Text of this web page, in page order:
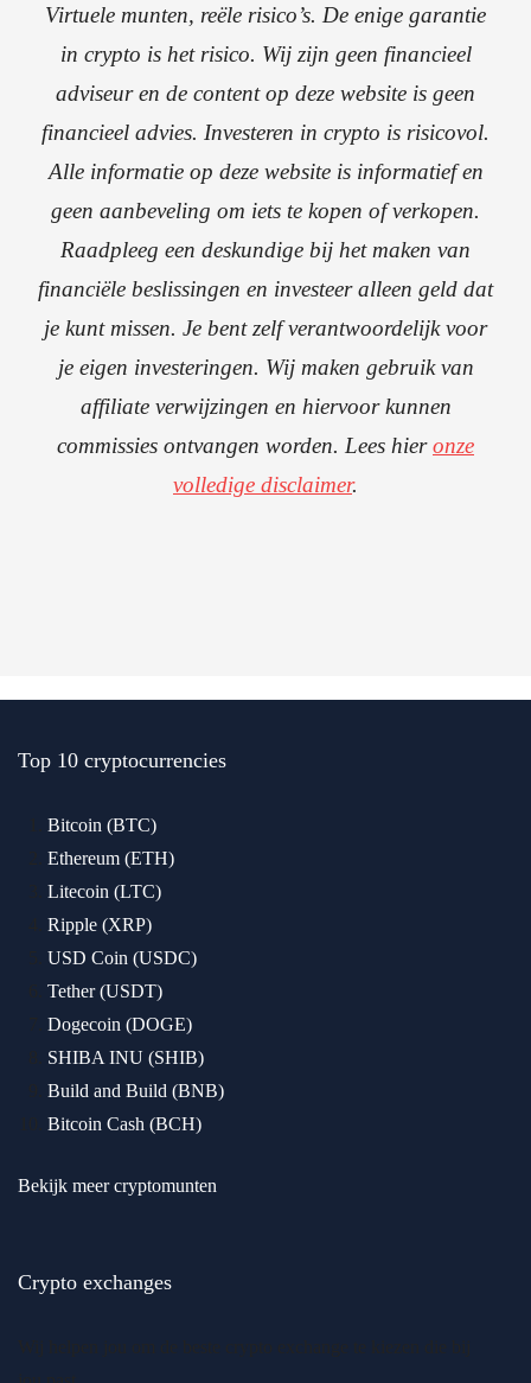
Virtuele munten, reële risico’s. De enige garantie
in crypto is het risico. Wij zijn geen financieel
adviseur en de content op deze website is geen
financieel advies. Investeren in crypto is risicovol.
Alle informatie op deze website is informatief en
geen aanbeveling om iets te kopen of verkopen.
Raadpleeg een deskundige bij het maken van
financiële beslissingen en investeer alleen geld dat
je kunt missen. Je bent zelf verantwoordelijk voor
je eigen investeringen. Wij maken gebruik van
affiliate verwijzingen en hiervoor kunnen
commissies ontvangen worden. Lees hieronze
volledige disclaimer.
Top 10 cryptocurrencies
Bitcoin (BTC)
Ethereum (ETH)
Litecoin (LTC)
Ripple (XRP)
USD Coin (USDC)
Tether (USDT)
Dogecoin (DOGE)
SHIBA INU (SHIB)
Build and Build (BNB)
Bitcoin Cash (BCH)
Bekijk meer cryptomunten
Crypto exchanges